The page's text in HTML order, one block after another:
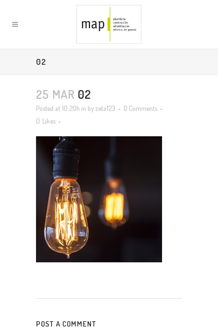
02
25 MAR 02
Posted at 10:20h in byzeta123
0 Comments
0 Likes
POST A COMMENT